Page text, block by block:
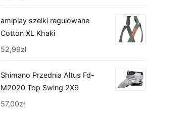
amiplay szelki regulowane
Cotton XL Khaki
52,99zł
Shimano Przednia Altus Fd-
M2020 Top Swing 2X9
57,00zł